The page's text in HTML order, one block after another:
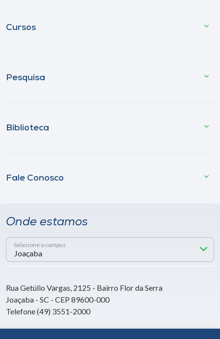
Cursos
Pesquisa
Biblioteca
Fale Conosco
Onde estamos
Selecione o campus
Rua Getúlio Vargas, 2125 - Bairro Flor da Serra
Joaçaba - SC - CEP 89600-000
Telefone (49) 3551-2000